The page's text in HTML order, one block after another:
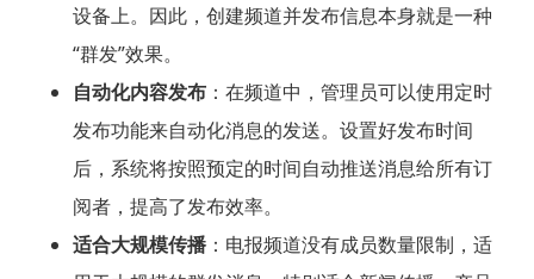
设备上。因此，创建频道并发布信息本身就是一种
“群发”效果。
自动化内容发布：在频道中，管理员可以使用定时
发布功能来自动化消息的发送。设置好发布时间
后，系统将按照预定的时间自动推送消息给所有订
阅者，提高了发布效率。
适合大规模传播：电报频道没有成员数量限制，适